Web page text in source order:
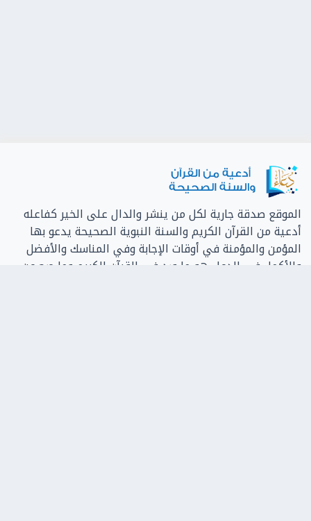
الموقع صدقة جارية لكل من ينشر والدال على الخير كفاعله
أدعية من القرآن الكريم والسنة النبوية الصحيحة يدعو بها
المؤمن والمؤمنة في أوقات الإجابة وفي المناسك والأفضل
والأكمل في الدعاء هو ما ورد في القرآن الكريم وما صح عن